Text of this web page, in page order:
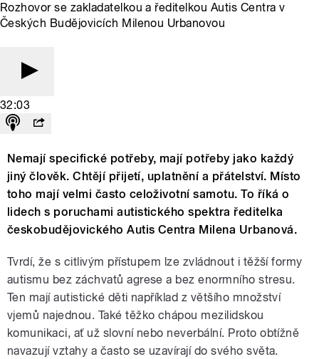
Rozhovor se zakladatelkou a ředitelkou Autis Centra v
Českých Budějovicích Milenou Urbanovou
32:03
Nemají specifické potřeby, mají potřeby jako každý
jiný člověk. Chtějí přijetí, uplatnění a přátelství. Místo
toho mají velmi často celoživotní samotu. To říká o
lidech s poruchami autistického spektra ředitelka
českobudějovického Autis Centra Milena Urbanová.
Tvrdí, že s citlivým přístupem lze zvládnout i těžší formy
autismu bez záchvatů agrese a bez enormního stresu.
Ten mají autistické děti například z většího množství
vjemů najednou. Také těžko chápou mezilidskou
komunikaci, ať už slovní nebo neverbální. Proto obtížně
navazují vztahy a často se uzavírají do svého světa.